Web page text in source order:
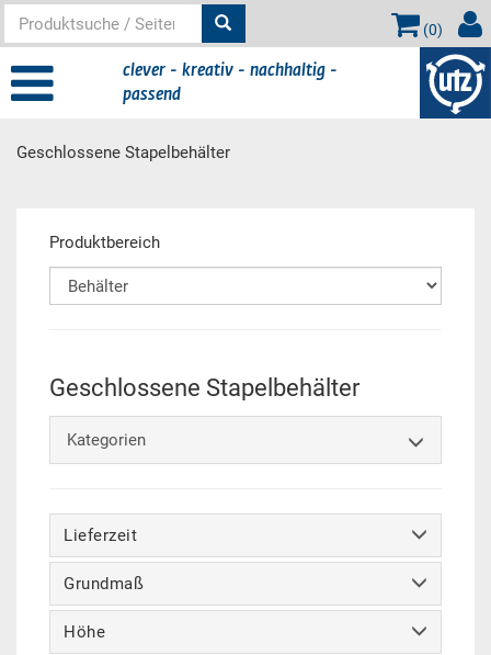
(0)
clever - kreativ - nachhaltig -
passend
Geschlossene Stapelbehälter
Hauptinhalt
Produktbereich
Geschlossene Stapelbehälter
Kategorien
Lieferzeit
Grundmaß
Höhe